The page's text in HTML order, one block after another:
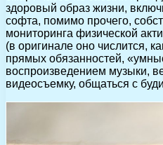
здоровый образ жизни,
софта, помимо прочего,
мониторинга физической
(в оригинале оно числится,
прямых обязанностей,
воспроизведением музыки,
видеосъемку, общаться с